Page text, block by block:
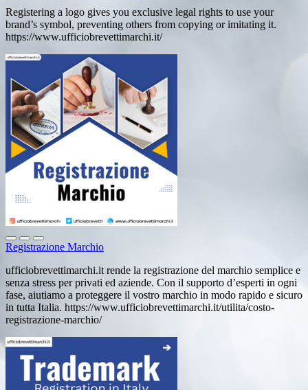
Registering a logo gives you exclusive legal rights to use your
brand’s symbol, preventing others from copying or imitating it.
https://www.ufficiobrevettimarchi.it/
Registrazione Marchio
ufficiobrevettimarchi.it rende la registrazione del marchio semplice e
senza stress per privati ed aziende. Con il supporto d’esperti in ogni
fase, aiutiamo a proteggere il vostro marchio in modo rapido e sicuro
in tutta Italia. https://www.ufficiobrevettimarchi.it/utilita/costo-
registrazione-marchio/